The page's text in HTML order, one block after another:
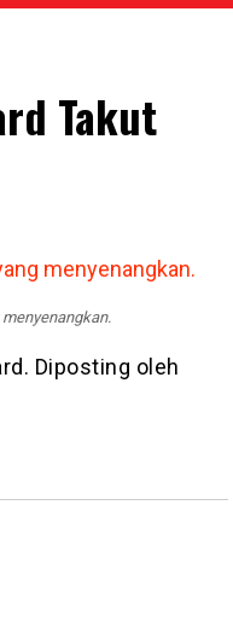
Takut
Diposting oleh